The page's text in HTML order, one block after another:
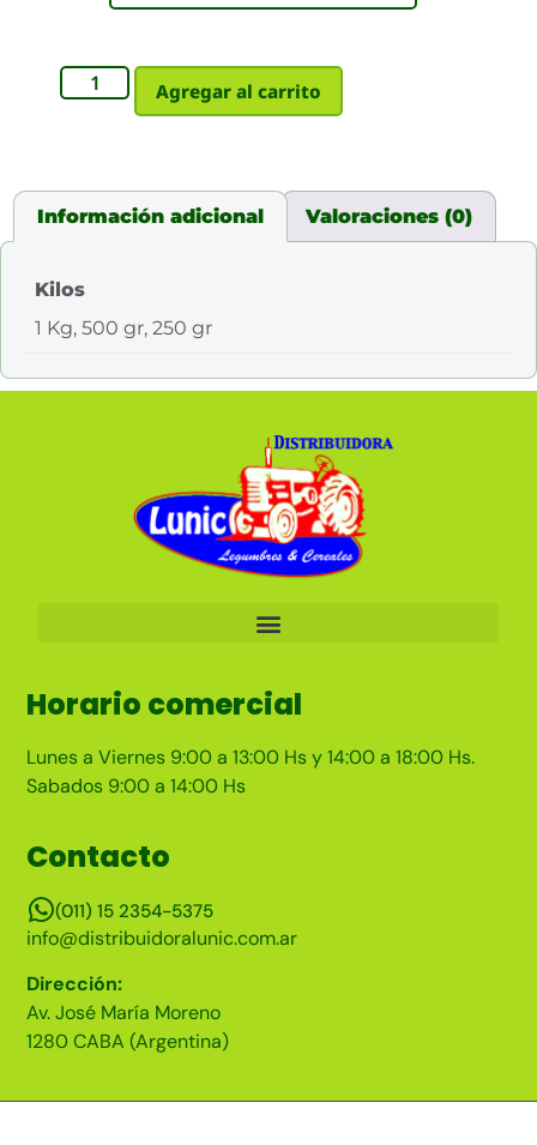
Agregar al carrito
Información adicional Valoraciones (0)
Kilos
1 Kg, 500 gr, 250 gr
Horario comercial
Lunes a Viernes 9:00 a 13:00 Hs y 14:00 a 18:00 Hs.
Sabados 9:00 a 14:00 Hs
Contacto
(011) 15 2354-5375
info@distribuidoralunic.com.ar
Dirección:
Av. José María Moreno
1280 CABA (Argentina)